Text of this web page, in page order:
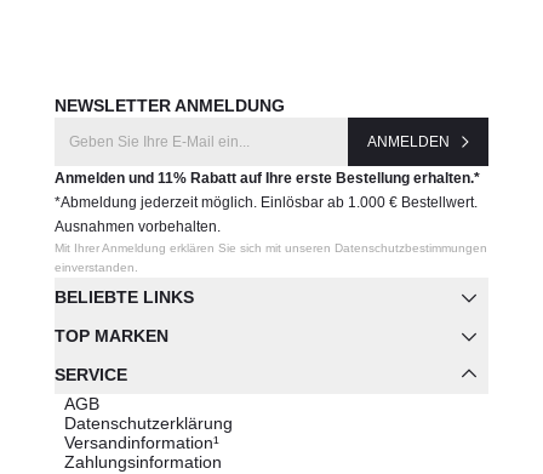
BELIEBTE LINKS
TOP MARKEN
SERVICE
AGB
Datenschutzerklärung
Versandinformation¹
Zahlungsinformation
NEWSLETTER ANMELDUNG
ANMELDEN
Anmelden und 11% Rabatt auf Ihre erste Bestellung erhalten.*
*Abmeldung jederzeit möglich. Einlösbar ab 1.000 € Bestellwert.
Ausnahmen vorbehalten.
Mit Ihrer Anmeldung erklären Sie sich mit unseren Datenschutzbestimmungen
einverstanden.